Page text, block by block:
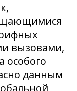
вызовами,
особого
данным